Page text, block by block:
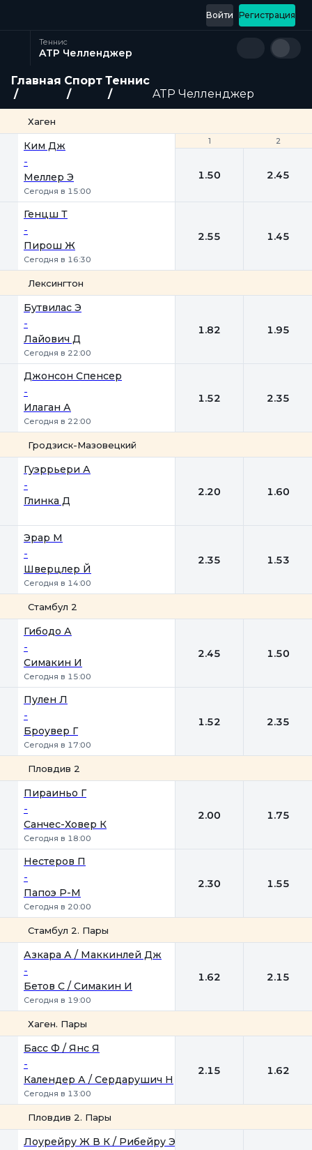
Регистрация
Войти
Теннис
ATP Челленджер
Главная Спорт Теннис
ATP Челленджер
Хаген
1 2
Ким Дж
-
Меллер Э
Сегодня в 15:00
1 2
1.50 2.45
Генцш Т
-
Пирош Ж
Сегодня в 16:30
2.55 1.45
Лексингтон
Бутвилас Э
-
Лайович Д
Сегодня в 22:00
1.82 1.95
Джонсон Спенсер
-
Илаган А
Сегодня в 22:00
1.52 2.35
Гродзиск-Мазовецкий
Гуэррьери А
-
Глинка Д
2.20 1.60
Эрар М
-
Шверцлер Й
Сегодня в 14:00
2.35 1.53
Стамбул 2
Гибодо А
-
Симакин И
Сегодня в 15:00
2.45 1.50
Пулен Л
-
Броувер Г
Сегодня в 17:00
1.52 2.35
Пловдив 2
Пираиньо Г
-
Санчес-Ховер К
Сегодня в 18:00
2.00 1.75
Нестеров П
-
Папоэ Р-М
Сегодня в 20:00
2.30 1.55
Стамбул 2. Пары
Азкара А / Маккинлей Дж
-
Бетов С / Симакин И
Сегодня в 19:00
1.62 2.15
Хаген. Пары
Басс Ф / Янс Я
-
Календер А / Сердарушич Н
Сегодня в 13:00
2.15 1.62
Пловдив 2. Пары
Лоурейру Ж В К / Рибейру Э